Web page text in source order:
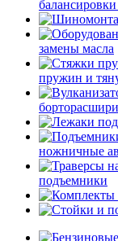
балансировки
замены масла
пружин и
ножничные
подъемники